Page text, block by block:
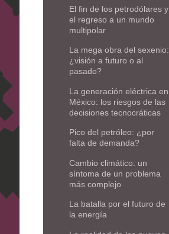
El fin de los petrodólares y
el regreso a un mundo
multipolar
La mega obra del sexenio:
¿visión a futuro o al
pasado?
La generación eléctrica en
México: los riesgos de las
decisiones tecnocráticas
Pico del petróleo: ¿por
falta de demanda?
Cambio climático: un
síntoma de un problema
más complejo
La batalla por el futuro de
la energía